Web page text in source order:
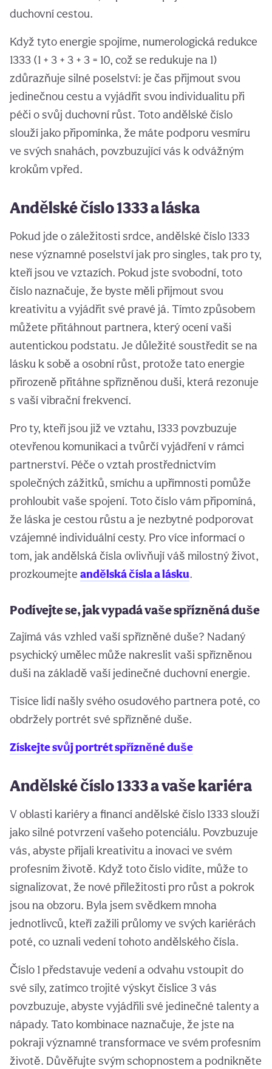
duchovní cestou.
Když tyto energie spojíme, numerologická redukce
1333 (1 + 3 + 3 + 3 = 10, což se redukuje na 1)
zdůrazňuje silné poselství: je čas přijmout svou
jedinečnou cestu a vyjádřit svou individualitu při
péči o svůj duchovní růst. Toto andělské číslo
slouží jako připomínka, že máte podporu vesmíru
ve svých snahách, povzbuzující vás k odvážným
krokům vpřed.
Andělské číslo 1333 a láska
Pokud jde o záležitosti srdce, andělské číslo 1333
nese významné poselství jak pro singles, tak pro ty,
kteří jsou ve vztazích. Pokud jste svobodní, toto
číslo naznačuje, že byste měli přijmout svou
kreativitu a vyjádřit své pravé já. Tímto způsobem
můžete přitáhnout partnera, který ocení vaši
autentickou podstatu. Je důležité soustředit se na
lásku k sobě a osobní růst, protože tato energie
přirozeně přitáhne spřízněnou duši, která rezonuje
s vaší vibrační frekvencí.
Pro ty, kteří jsou již ve vztahu, 1333 povzbuzuje
otevřenou komunikaci a tvůrčí vyjádření v rámci
partnerství. Péče o vztah prostřednictvím
společných zážitků, smíchu a upřímnosti pomůže
prohloubit vaše spojení. Toto číslo vám připomíná,
že láska je cestou růstu a je nezbytné podporovat
vzájemné individuální cesty. Pro více informací o
tom, jak andělská čísla ovlivňují váš milostný život,
prozkoumejte andělská čísla a lásku.
Podívejte se, jak vypadá vaše spřízněná duše
Zajímá vás vzhled vaší spřízněné duše? Nadaný
psychický umělec může nakreslit vaši spřízněnou
duši na základě vaší jedinečné duchovní energie.
Tisíce lidí našly svého osudového partnera poté, co
obdržely portrét své spřízněné duše.
Získejte svůj portrét spřízněné duše
Andělské číslo 1333 a vaše kariéra
V oblasti kariéry a financí andělské číslo 1333 slouží
jako silné potvrzení vašeho potenciálu. Povzbuzuje
vás, abyste přijali kreativitu a inovaci ve svém
profesním životě. Když toto číslo vidíte, může to
signalizovat, že nové příležitosti pro růst a pokrok
jsou na obzoru. Byla jsem svědkem mnoha
jednotlivců, kteří zažili průlomy ve svých kariérách
poté, co uznali vedení tohoto andělského čísla.
Číslo 1 představuje vedení a odvahu vstoupit do
své síly, zatímco trojité výskyt číslice 3 vás
povzbuzuje, abyste vyjádřili své jedinečné talenty a
nápady. Tato kombinace naznačuje, že jste na
pokraji významné transformace ve svém profesním
životě. Důvěřujte svým schopnostem a podnikněte